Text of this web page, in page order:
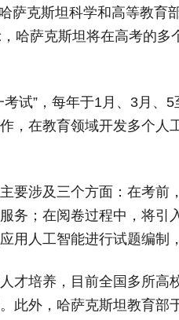
萨克斯坦科学和高等教育
哈萨克斯坦将在高考的
试”，每年于1月、3月、
，在教育领域开发多个人
要涉及三个方面：在考前
务；在阅卷过程中，将引
用人工智能进行试题编制
才培养，目前全国多所高
此外，哈萨克斯坦教育部